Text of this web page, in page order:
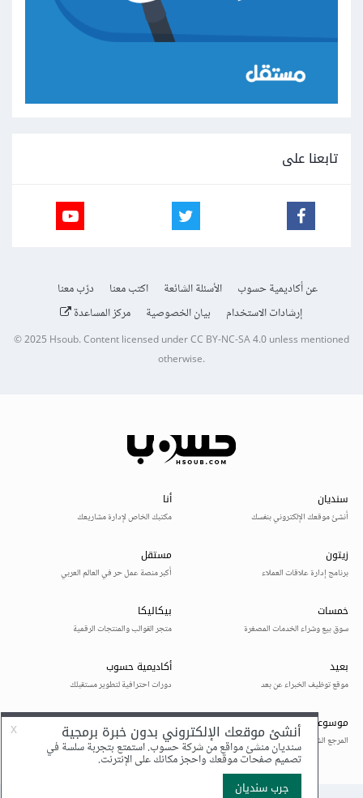
تابعنا على
عن أكاديمية حسوب الأسئلة الشائعة اكتب معنا
درّب معنا
إرشادات الاستخدام
بيان الخصوصية مركز المساعدة
© 2025Hsoub.Content licensed underCC BY-NC-SA 4.0unless mentioned
otherwise.